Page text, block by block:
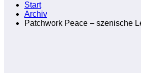
Start
Archiv
Patchwork Peace – szenische